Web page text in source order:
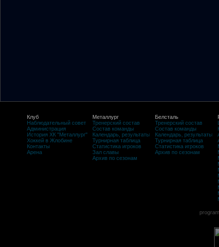
Клуб
Наблюдательный совет
Администрация
История ХК "Металлург"
Хоккей в Жлобине
Контакты
Арена
Металлург
Тренерский состав
Состав команды
Календарь, результаты
Турнирная таблица
Статистика игроков
Зал славы
Архив по сезонам
Белсталь
Тренерский состав
Состав команды
Календарь, результаты
Турнирная таблица
Статистика игроков
Архив по сезонам